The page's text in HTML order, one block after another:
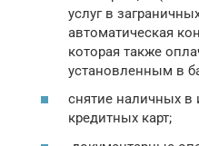
услуг в
автоматическая
которая также
установленным в
снятие наличных в
кредитных карт;